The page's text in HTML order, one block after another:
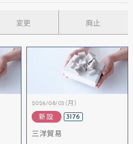
変更 廃止
2026/08/03（月）
新設 3176
三洋貿易